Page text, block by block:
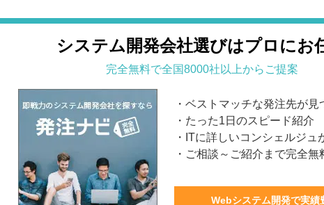
システム開発会社選びはプロにお
完全無料で全国8000社以上からご提案
・ベストマッチな発注先が見
・たった1日のスピード紹介
・ITに詳しいコンシェルジュ
・ご相談～ご紹介まで完全無
Webシステム開発で実績